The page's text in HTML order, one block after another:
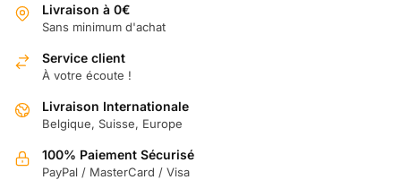
être
choisies
sur
page
Livraison à 0€
Sans minimum d'achat
Service client
À votre écoute !
Livraison Internationale
Belgique, Suisse, Europe
100% Paiement Sécurisé
PayPal / MasterCard / Visa